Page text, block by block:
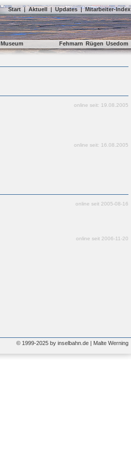
Start | Aktuell | Updates | Mitarbeiter-Index
Museum Fehmarn Rügen Usedom
online seit: 19.08.2005
online seit: 16.08.2005
online seit 2005-08-16
online seit 2006-11-20
© 1999-2025 by inselbahn.de | Malte Werning